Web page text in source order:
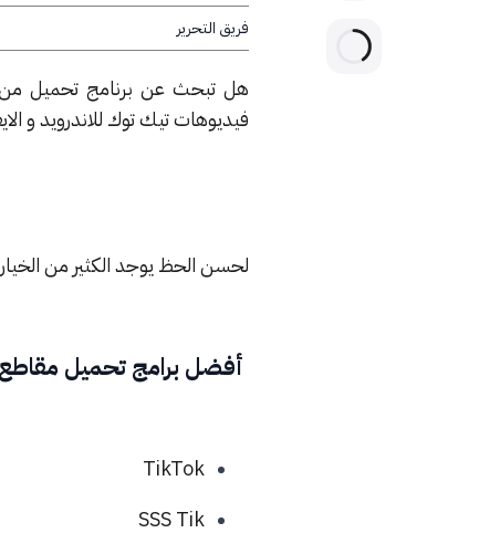
فريق التحرير
هل تبحث عن برنامج تحميل
فيديوهات تيك توك للاندرويد و
لحسن الحظ يوجد الكثير من
أفضل برامج تحميل مقاطع
TikTok
SSS Tik